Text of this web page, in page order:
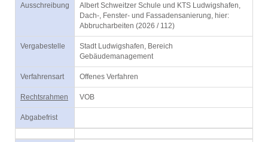
Ausschreibung
Albert Schweitzer Schule und KTS Ludwigshafen,
Dach-, Fenster- und Fassadensanierung, hier:
Abbrucharbeiten (2026 / 112)
Vergabestelle
Stadt Ludwigshafen, Bereich
Gebäudemanagement
Verfahrensart Offenes Verfahren
Rechtsrahmen VOB
Abgabefrist